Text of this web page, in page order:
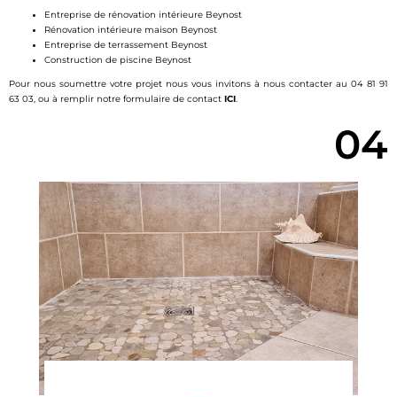
Entreprise de rénovation intérieure Beynost
Rénovation intérieure maison Beynost
Entreprise de terrassement Beynost
Construction de piscine Beynost
Pour nous soumettre votre projet nous vous invitons à nous contacter au 04 81 91
63 03, ou à remplir notre formulaire de contact ICI.
04